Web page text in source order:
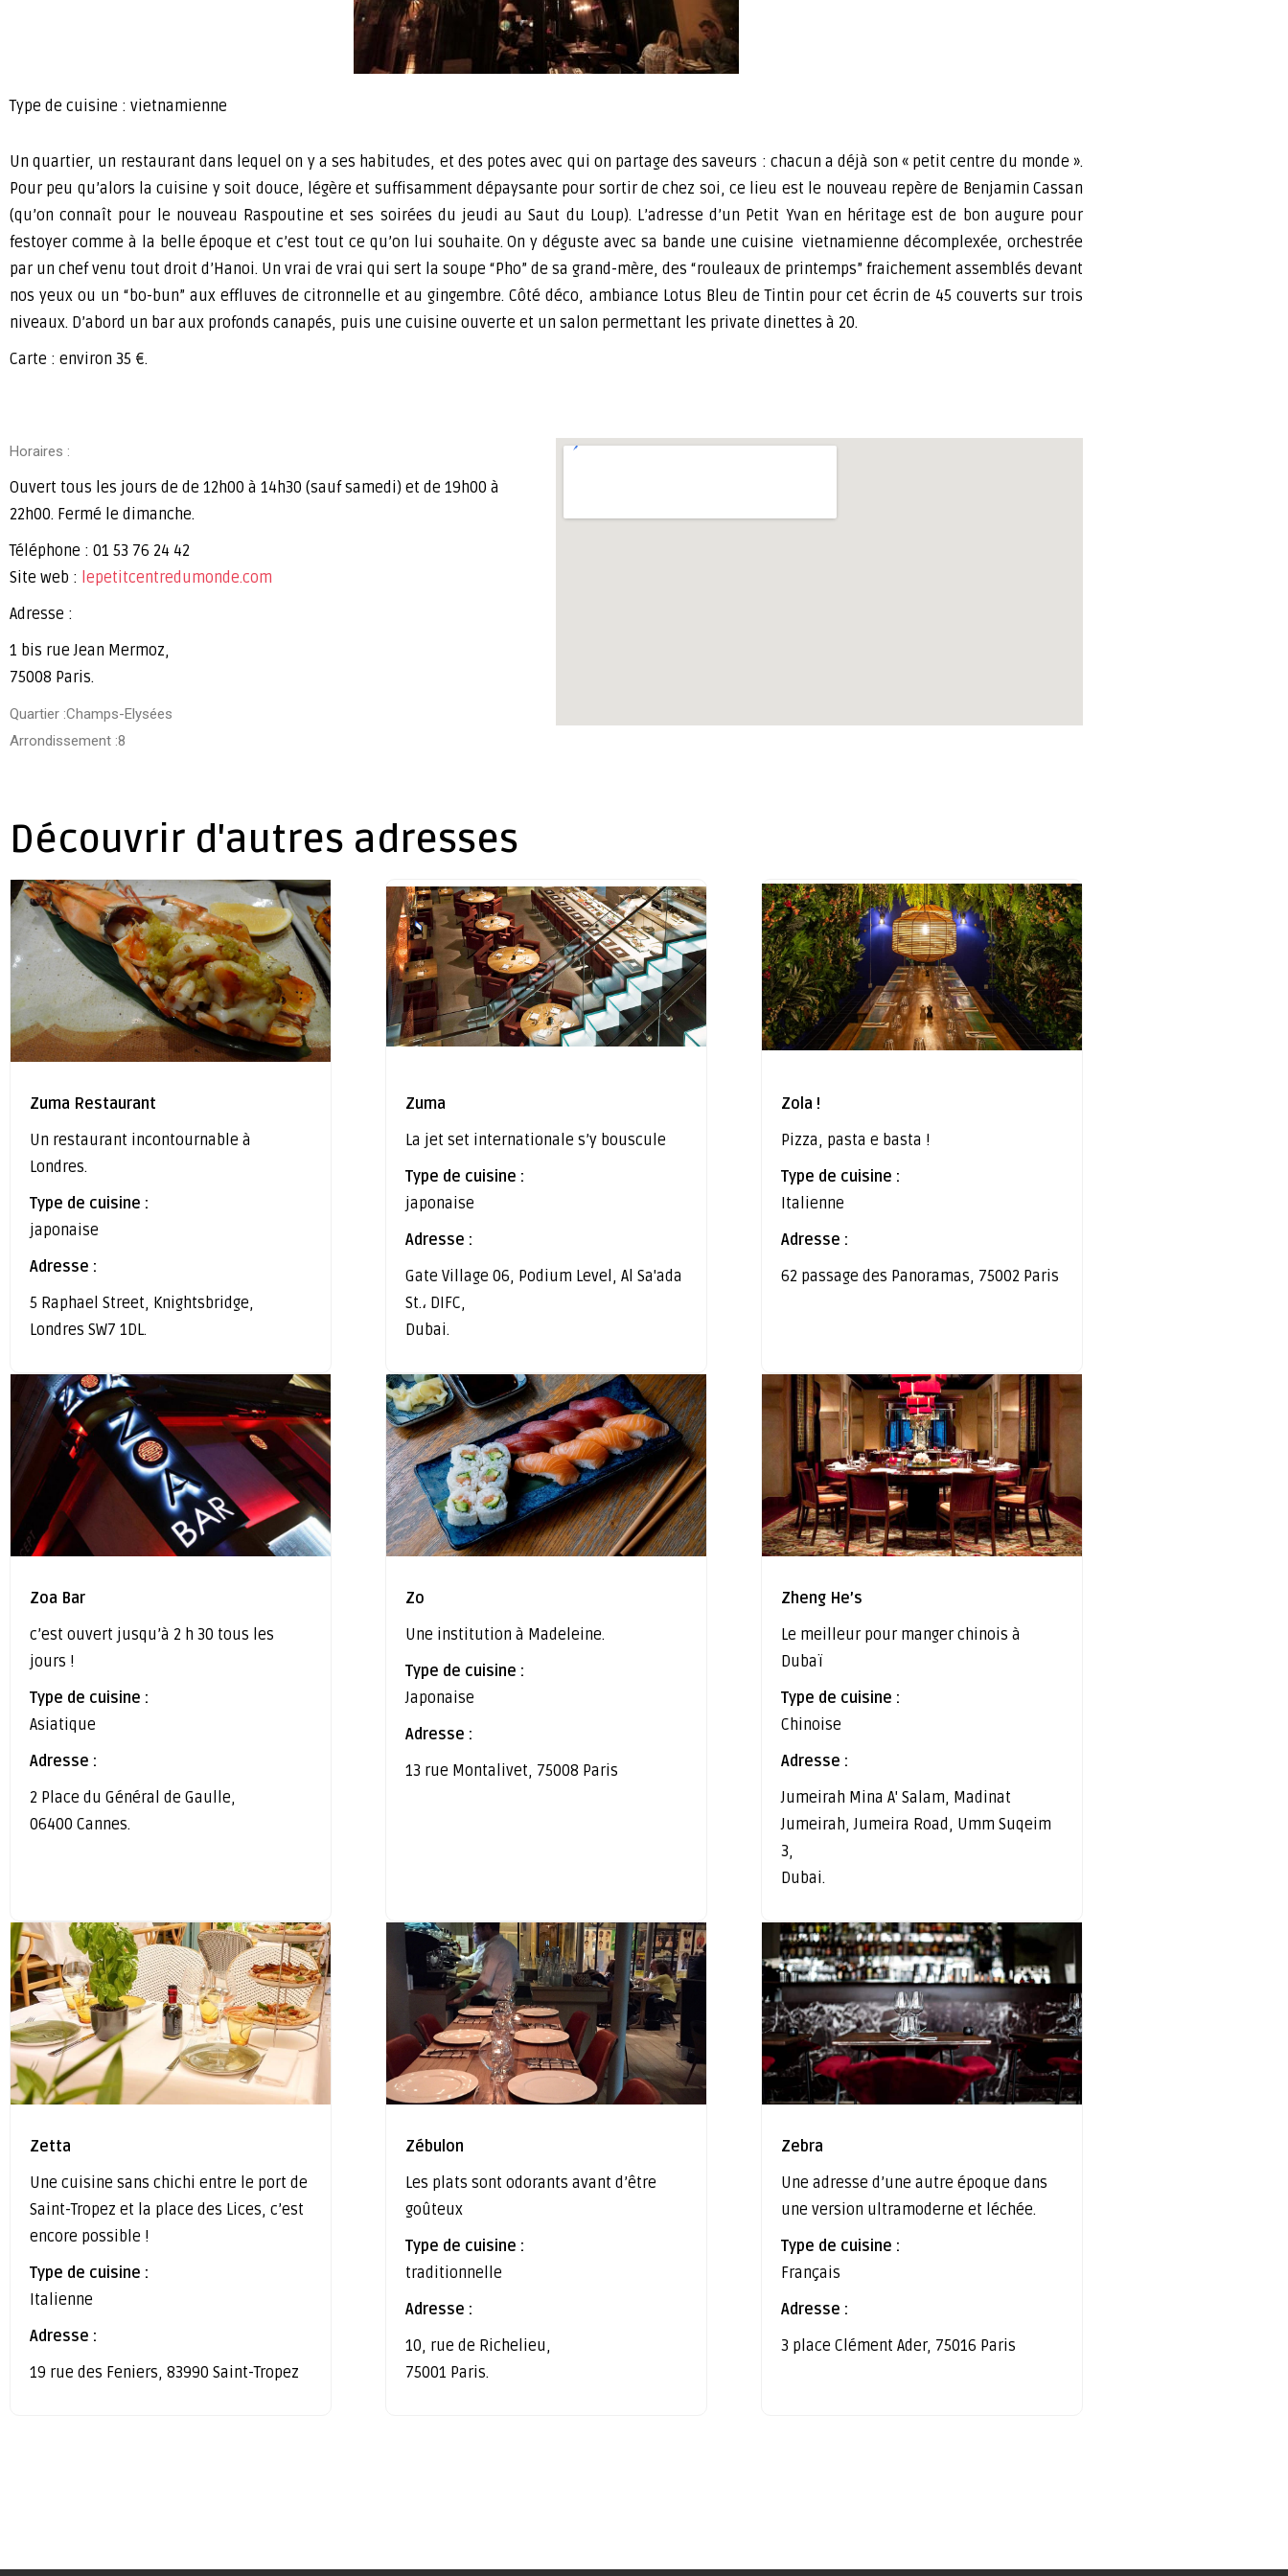
Type de cuisine : vietnamienne
Un quartier, un restaurant dans lequel on y a ses habitudes, et des potes avec qui on partage des saveurs : chacun a déjà son « petit centre du monde ».
Pour peu qu’alors la cuisine y soit douce, légère et suffisamment dépaysante pour sortir de chez soi, ce lieu est le nouveau repère de Benjamin Cassan
(qu’on connaît pour le nouveau Raspoutine et ses soirées du jeudi au Saut du Loup). L’adresse d’un Petit Yvan en héritage est de bon augure pour
festoyer comme à la belle époque et c’est tout ce qu’on lui souhaite. On y déguste avec sa bande une cuisine vietnamienne décomplexée, orchestrée
par un chef venu tout droit d’Hanoi. Un vrai de vrai qui sert la soupe “Pho” de sa grand-mère, des “rouleaux de printemps” fraichement assemblés devant
nos yeux ou un “bo-bun” aux effluves de citronnelle et au gingembre. Côté déco, ambiance Lotus Bleu de Tintin pour cet écrin de 45 couverts sur trois
niveaux. D’abord un bar aux profonds canapés, puis une cuisine ouverte et un salon permettant les private dinettes à 20.
Carte : environ 35 €.
Horaires :
Ouvert tous les jours de de 12h00 à 14h30 (sauf samedi) et de 19h00 à
22h00. Fermé le dimanche.
Téléphone : 01 53 76 24 42
Site web : lepetitcentredumonde.com
Adresse :
1 bis rue Jean Mermoz,
75008 Paris.
Quartier :Champs-Elysées
Arrondissement :8
Découvrir d'autres adresses
Zuma Restaurant
Un restaurant incontournable à
Londres.
Type de cuisine :
japonaise
Adresse :
5 Raphael Street, Knightsbridge,
Londres SW7 1DL.
Zuma
La jet set internationale s’y bouscule
Type de cuisine :
japonaise
Adresse :
Gate Village 06, Podium Level, Al Sa'ada
St.، DIFC,
Dubai.
Zola !
Pizza, pasta e basta !
Type de cuisine :
Italienne
Adresse :
62 passage des Panoramas, 75002 Paris
Zoa Bar
c’est ouvert jusqu’à 2 h 30 tous les
jours !
Type de cuisine :
Asiatique
Adresse :
2 Place du Général de Gaulle,
06400 Cannes.
Zo
Une institution à Madeleine.
Type de cuisine :
Japonaise
Adresse :
13 rue Montalivet, 75008 Paris
Zheng He’s
Le meilleur pour manger chinois à
Dubaï
Type de cuisine :
Chinoise
Adresse :
Jumeirah Mina A' Salam, Madinat
Jumeirah, Jumeira Road, Umm Suqeim
3,
Dubai.
Zetta
Une cuisine sans chichi entre le port de
Saint-Tropez et la place des Lices, c’est
encore possible !
Type de cuisine :
Italienne
Adresse :
19 rue des Feniers, 83990 Saint-Tropez
Zébulon
Les plats sont odorants avant d’être
goûteux
Type de cuisine :
traditionnelle
Adresse :
10, rue de Richelieu,
75001 Paris.
Zebra
Une adresse d’une autre époque dans
une version ultramoderne et léchée.
Type de cuisine :
Français
Adresse :
3 place Clément Ader, 75016 Paris